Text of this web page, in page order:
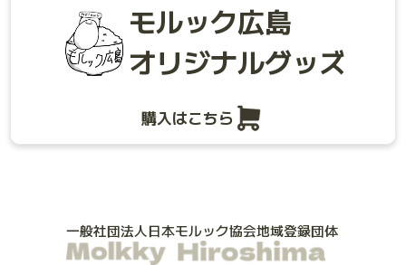
モルック広島
オリジナルグッズ
購入はこちら
一般社団法人日本モルック協会地域登録団体